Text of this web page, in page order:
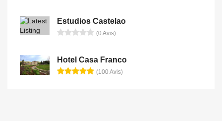
Estudios Castelao
(0 Avis)
Hotel Casa Franco
(100 Avis)